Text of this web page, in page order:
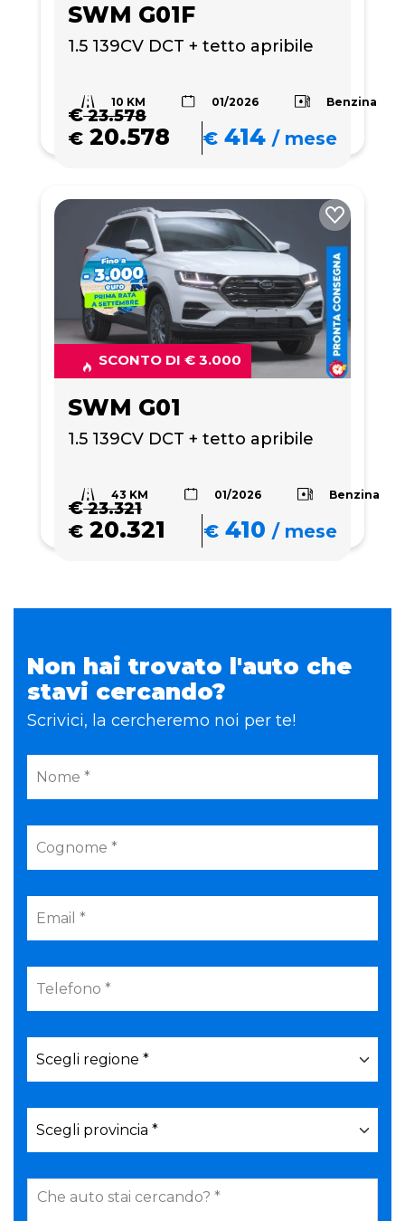
SWM G01F
1.5 139CV DCT + tetto apribile
10 KM 01/2026 Benzina
€23.578
€ 20.578 € 414 /mese
SCONTO DI € 3.000
SWM G01
1.5 139CV DCT + tetto apribile
43 KM 01/2026 Benzina
€23.321
€ 20.321 € 410 /mese
Non hai trovato l'auto che
stavi cercando?
Scrivici, la cercheremo noi per te!